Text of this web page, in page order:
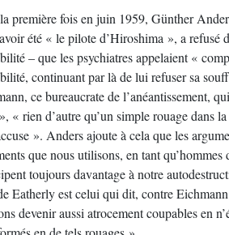
première fois en juin 1959, Günther
été « le pilote d’Hiroshima », a refusé
– que les psychiatres appelaient «
continuant par là de lui refuser sa
ce bureaucrate de l’anéantissement,
« rien d’autre qu’un simple rouage dans
». Anders ajoute à cela que les
que nous utilisons, en tant
toujours davantage à notre
Eatherly est celui qui dit, contre
devenir aussi atrocement coupables en